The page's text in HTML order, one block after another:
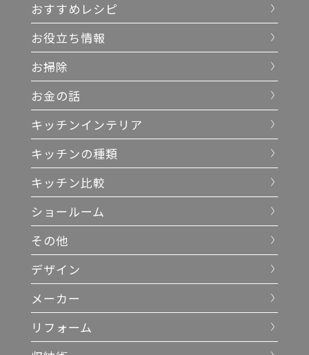
おすすめレシピ
お役立ち情報
お掃除
お金の話
キッチンインテリア
キッチンの種類
キッチン比較
ショールーム
その他
デザイン
メーカー
リフォーム